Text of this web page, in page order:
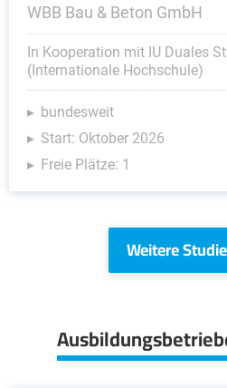
WBB Bau & Beton GmbH
In Kooperation mit IU Duales
(Internationale Hochschule)
bundesweit
Start: Oktober 2026
Freie Plätze: 1
Weitere